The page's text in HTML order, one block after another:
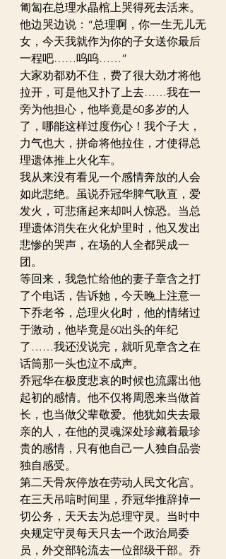
匍匐在总理水晶棺上哭得死去活来。
他边哭边说：“总理啊，你一生无儿无
女，今天我就作为你的子女送你最后
一程吧……呜呜……”
大家劝都劝不住，费了很大劲才将他
拉开，可是他又扑了上去……我在一
旁为他担心，他毕竟是60多岁的人
了，哪能这样过度伤心！我个子大，
力气也大，拼命将他拉住，才使得总
理遗体推上火化车。
我从来没有看见一个感情奔放的人会
如此悲绝。虽说乔冠华脾气耿直，爱
发火，可悲痛起来却叫人惊恐。当总
理遗体消失在火化炉里时，他又发出
悲惨的哭声，在场的人全都哭成一
团。
等回来，我急忙给他的妻子章含之打
了个电话，告诉她，今天晚上注意一
下乔老爷，总理火化时，他的情绪过
于激动，他毕竟是60出头的年纪
了……我还没说完，就听见章含之在
话筒那一头也泣不成声。
乔冠华在极度悲哀的时候也流露出他
起初的感情。他不仅将周恩来当做首
长，也当做父辈敬爱。他犹如失去最
亲的人，在他的灵魂深处珍藏着最珍
贵的感情，只有他自己一人独自品尝
独自感受。
第二天骨灰停放在劳动人民文化宫。
在三天吊唁时间里，乔冠华推辞掉一
切公务，天天去为总理守灵。当时中
央规定守灵每天只去一个政治局委
员，外交部轮流去一位部级干部。乔